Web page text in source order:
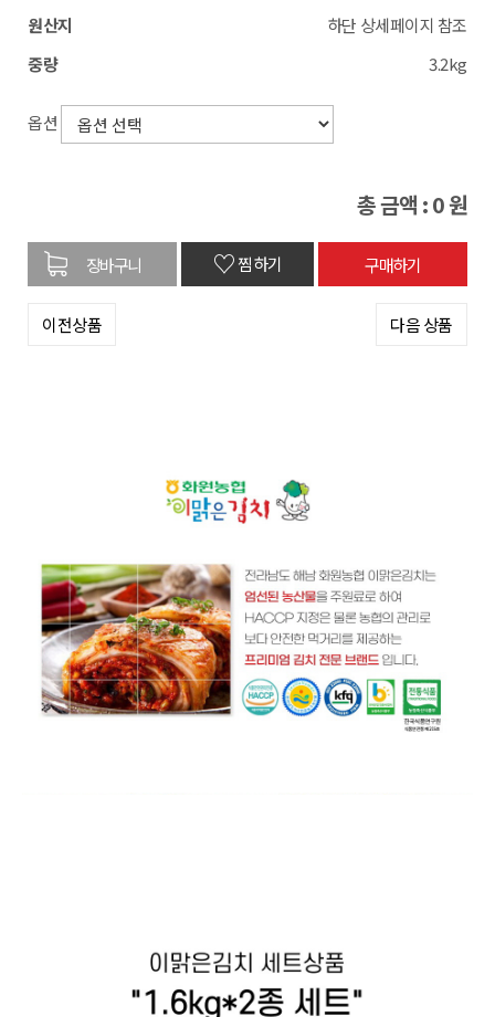
원산지
하단 상세페이지 참조
중량
3.2kg
옵션
총 금액 :0원
♡찜하기
이전상품 다음 상품